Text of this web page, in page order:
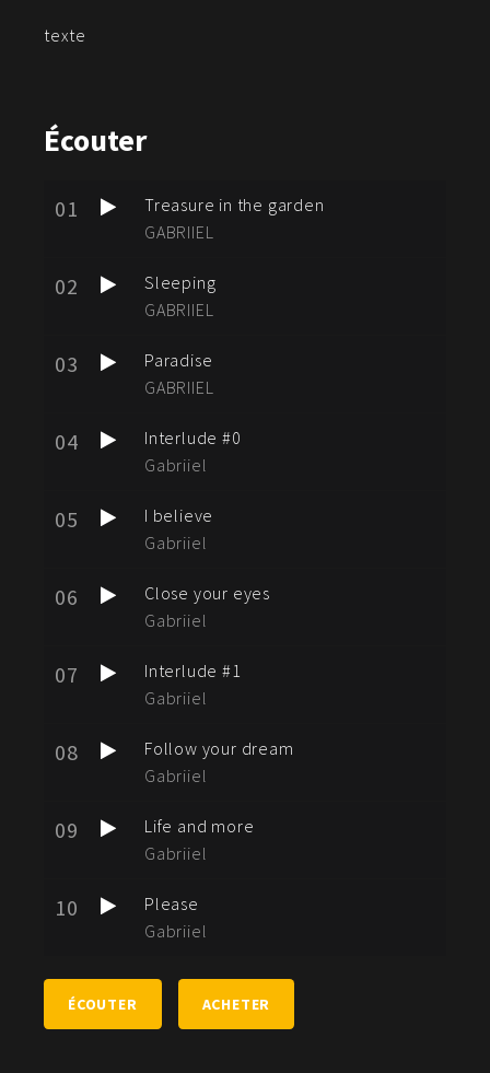
texte
Écouter
01
Treasure in the garden
GABRIIEL
02
Sleeping
GABRIIEL
03
Paradise
GABRIIEL
04
Interlude #0
Gabriiel
05
I believe
Gabriiel
06
Close your eyes
Gabriiel
07
Interlude #1
Gabriiel
08
Follow your dream
Gabriiel
09
Life and more
Gabriiel
10
Please
Gabriiel
ÉCOUTER ACHETER